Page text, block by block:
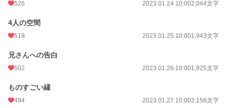
526 2023.01.24 10:002,044文字
4人の空間
519 2023.01.25 10:001,943文字
兄さんへの告白
502 2023.01.26 10:001,925文字
ものすごい縁
494 2023.01.27 10:002,156文字